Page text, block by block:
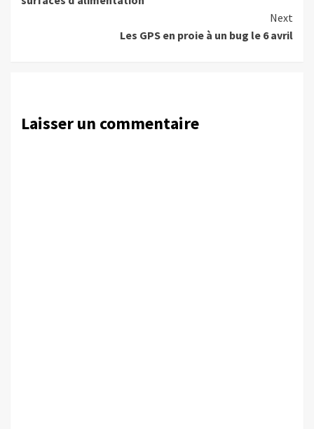
Next
Les GPS en proie à un bug le 6 avril
Laisser un commentaire